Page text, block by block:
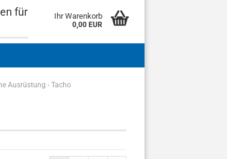
für
Ihr Warenkorb
0,00 EUR
Ausrüstung - Tacho